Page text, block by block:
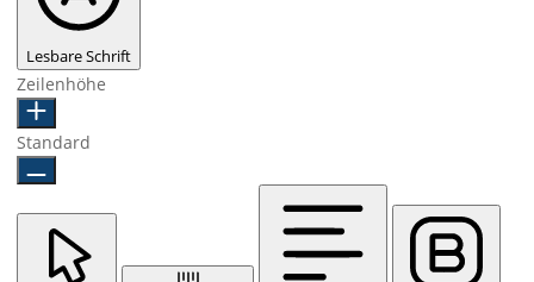
Lesbare Schrift
Zeilenhöhe
Standard